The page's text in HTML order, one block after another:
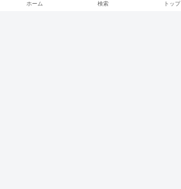
ホーム 検索 トップ